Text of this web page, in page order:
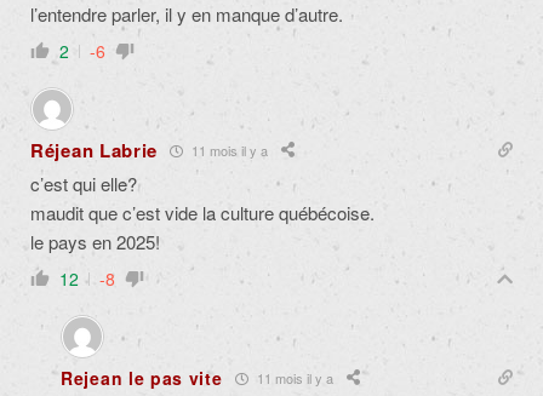
l’entendre parler, il y en manque d’autre.
2 -6
Réjean Labrie 11 mois il y a
c’est qui elle?
maudit que c’est vide la culture québécoise.
le pays en 2025!
12 -8
Rejean le pas vite 11 mois il y a